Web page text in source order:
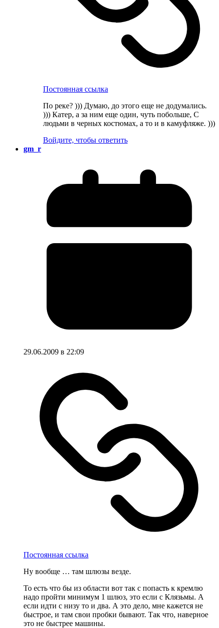
Постоянная ссылка
По реке? ))) Думаю, до этого еще не додумались.
))) Катер, а за ним еще один, чуть побольше, С
людьми в черных костюмах, а то и в камуфляже. )))
Войдите, чтобы ответить
gm_r
29.06.2009 в 22:09
Постоянная ссылка
Ну вообще … там шлюзы везде.
То есть что бы из области вот так с попасть к кремлю
надо пройти минимум 1 шлюз, это если с Клязьмы. А
если идти с низу то и два. А это дело, мне кажется не
быстрое, и там свои пробки бывают. Так что, наверное
это не быстрее машины.